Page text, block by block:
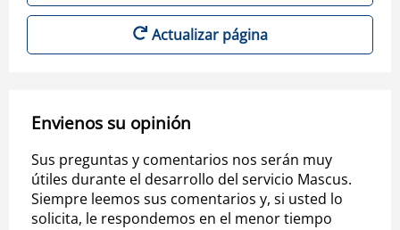
Actualizar página
Envienos su opinión
Sus preguntas y comentarios nos serán muy
útiles durante el desarrollo del servicio Mascus.
Siempre leemos sus comentarios y, si usted lo
solicita, le respondemos en el menor tiempo